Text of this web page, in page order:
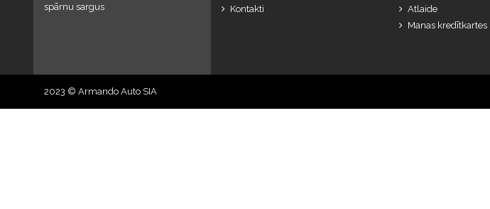
spārnu sargus
Kontakti
Atlaide
Manas kredītkartes
2023 © Armando Auto SIA